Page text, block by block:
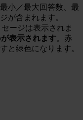
小／最大回答数、最
が含まれます。
ージは表示されま
表示されます。赤
と緑色になります。